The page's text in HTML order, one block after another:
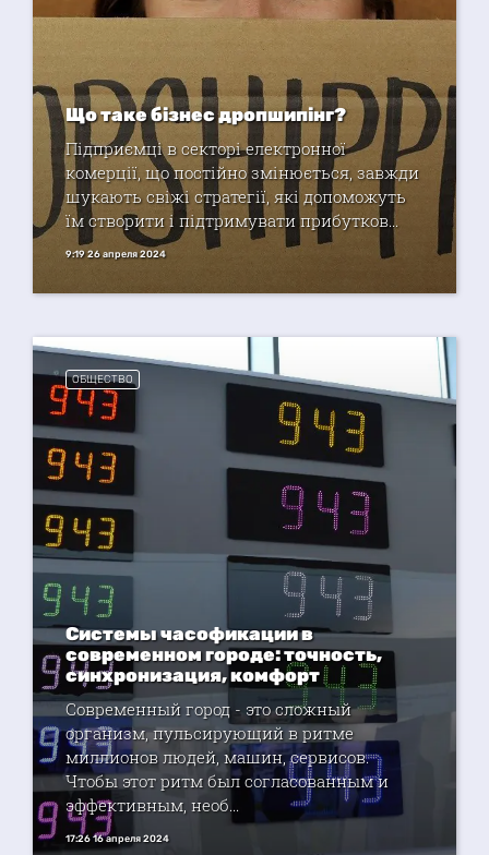
Що таке бізнес дропшипінг?
Підприємці в секторі електронної
комерції, що постійно змінюється, завжди
шукають свіжі стратегії, які допоможуть
їм створити і підтримувати прибутков...
9:19 26 апреля 2024
ОБЩЕСТВО
Системы часофикации в
современном городе: точность,
синхронизация, комфорт
Современный город - это сложный
организм, пульсирующий в ритме
миллионов людей, машин, сервисов.
Чтобы этот ритм был согласованным и
эффективным, необ...
17:26 16 апреля 2024